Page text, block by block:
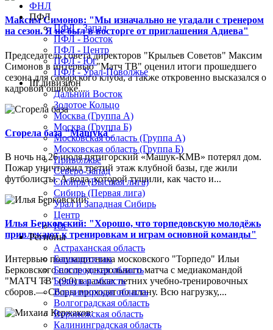
Максим Симонов: "Мы изначально не угадали с тренером
на сезон. Я не был в восторге от приглашения Адиева"
Председатель совета директоров "Крыльев Советов" Максим
Симонов в интервью "Матч ТВ" оценил итоги прошедшего
сезона для самарского клуба, а также откровенно высказался о
кадровой ошибке...
Сгорела база "Машука"
В ночь на 26 июля пятигорский «Машук-КМВ» потерял дом.
Пожар уничтожил третий этаж клубной базы, где жили
футболисты. А вода, которой тушили, как часто и...
Илья Берковский: "Хорошо, что торпедовскую молодёжь
привлекают к тренировкам и играм основной команды"
Интервью полузащитника московского "Торпедо" Ильи
Берковского после контрольного матча с медиакомандой
"МАТЧ ТВ" (9:0) в рамках летних учебно-тренировочных
сборов.— Сборы проходят по плану. Всю нагрузку,...
ФНЛ
ПФЛ
ПФЛ - Запад
ПФЛ - Восток
ПФЛ - Центр
ПФЛ - Юг
ПФЛ - Урал-Поволжье
III дивизион
Дальний Восток
Золотое Кольцо
Москва (Группа А)
Москва (Группа Б)
Московская область (Группа А)
Московская область (Группа Б)
Приволжье
Северо-Запад
Сибирь (Высшая лига)
Сибирь (Первая лига)
Урал и Западная Сибирь
Центр
Юг
Регионы
Астраханская область
Башкортостан
Белгородская область
Брянская область
Владимирская область
Волгоградская область
Воронежская область
Калининградская область